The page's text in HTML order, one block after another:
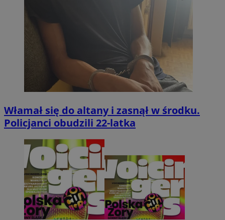
Włamał się do altany i zasnął w środku.
Policjanci obudzili 22-latka